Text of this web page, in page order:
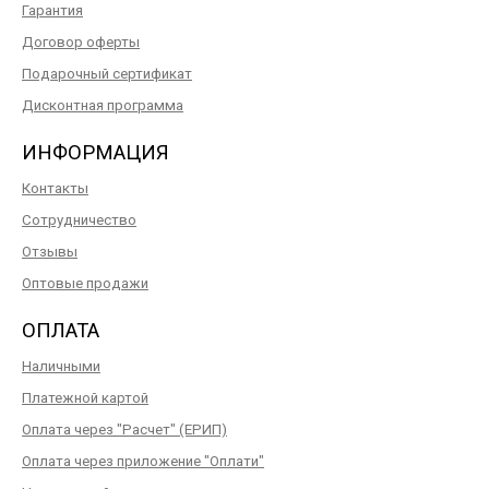
Гарантия
Договор оферты
Подарочный сертификат
Дисконтная программа
ИНФОРМАЦИЯ
Контакты
Сотрудничество
Отзывы
Оптовые продажи
ОПЛАТА
Наличными
Платежной картой
Оплата через "Расчет" (ЕРИП)
Оплата через приложение "Оплати"